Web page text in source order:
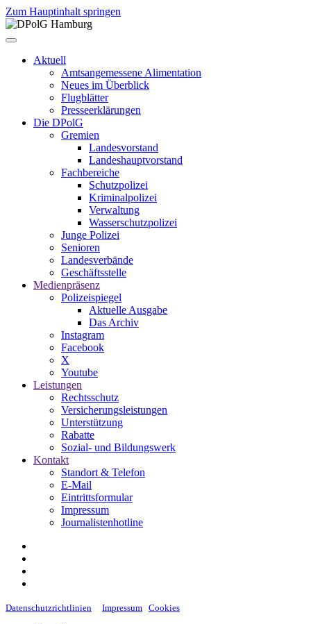
Zum Hauptinhalt springen
Aktuell
Amtsangemessene Alimentation
Neues im Überblick
Flugblätter
Presseerklärungen
Die DPolG
Gremien
Landesvorstand
Landeshauptvorstand
Fachbereiche
Schutzpolizei
Kriminalpolizei
Verwaltung
Wasserschutzpolizei
Junge Polizei
Senioren
Landesverbände
Geschäftsstelle
Medienpräsenz
Polizeispiegel
Aktuelle Ausgabe
Das Archiv
Instagram
Facebook
X
Youtube
Leistungen
Rechtsschutz
Versicherungsleistungen
Unterstützung
Rabatte
Sozial- und Bildungswerk
Kontakt
Standort & Telefon
E-Mail
Eintrittsformular
Impressum
Journalistenhotline
Datenschutzrichtlinien Impressum Cookies